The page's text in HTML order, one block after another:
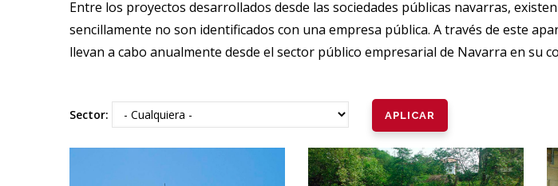
Entre los proyectos desarrollados desde las sociedades públicas navarras,
sencillamente no son identificados con una empresa pública. A través de este
llevan a cabo anualmente desde el sector público empresarial de Navarra en su
Sector: